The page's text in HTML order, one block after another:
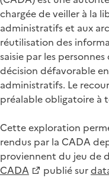
chargée de veiller à la
administratifs et aux
réutilisation des
saisie par les
décision défavorable
administratifs. Le
préalable obligatoire à
Cette exploration
rendus par la CADA
proviennent du jeu de
CADA
publié sur